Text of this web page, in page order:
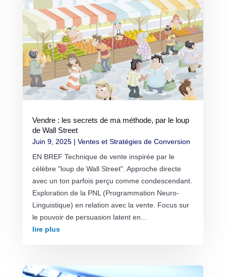
Vendre : les secrets de ma méthode, par le loup
de Wall Street
Juin 9, 2025| Ventes et Stratégies de Conversion
EN BREF Technique de vente inspirée par le
célèbre "loup de Wall Street". Approche directe
avec un ton parfois perçu comme condescendant.
Exploration de la PNL (Programmation Neuro-
Linguistique) en relation avec la vente. Focus sur
le pouvoir de persuasion latent en...
lire plus